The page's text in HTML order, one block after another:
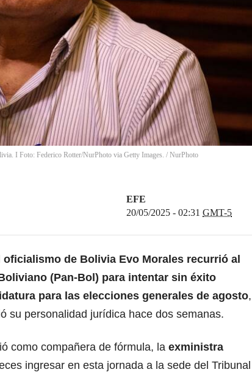
I Foto: Federico Rotter/NurPhoto via Getty Images. / NurPhoto
EFE
20/05/2025 - 02:31 GMT-5
de Bolivia Evo Morales recurrió al
(Pan-Bol) para intentar sin éxito
para las elecciones generales de agosto,
su personalidad jurídica hace dos semanas.
como compañera de fórmula, la exministra
ingresar en esta jornada a la sede del Tribunal